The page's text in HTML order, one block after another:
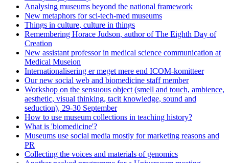
Analysing museums beyond the national framework
New metaphors for sci-tech-med museums
Things in culture, culture in things
Remembering Horace Judson, author of The Eighth Day of
Creation
New assistant professor in medical science communication at
Medical Museion
Internationalisering er meget mere end ICOM-komitteer
Our new social web and biomedicine staff member
Workshop on the sensuous object (smell and touch, ambience,
aesthetic, visual thinking, tacit knowledge, sound and
seduction), 29-30 September
How to use museum collections in teaching history?
What is 'biomedicine'?
Museums use social media mostly for marketing reasons and
PR
Collecting the voices and materials of genomics